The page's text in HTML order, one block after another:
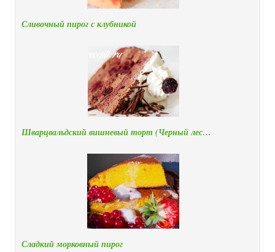
Сливочный пирог с клубникой
Шварцвальдский вишневый торт (Черный лес…
Сладкий морковный пирог